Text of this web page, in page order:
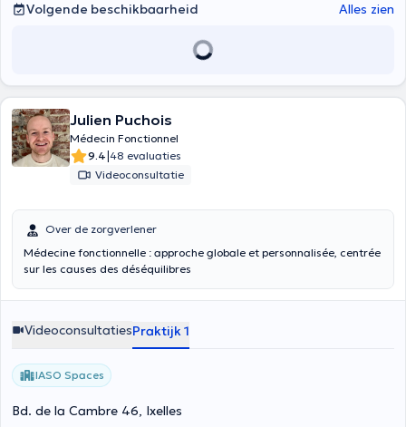
Volgende beschikbaarheid
Alles zien
Julien Puchois
Médecin Fonctionnel
9.4|48 evaluaties
Videoconsultatie
Over de zorgverlener
Médecine fonctionnelle : approche globale et personnalisée, centrée
sur les causes des déséquilibres
VideoconsultatiesPraktijk 1
IASO Spaces
Bd. de la Cambre 46, Ixelles